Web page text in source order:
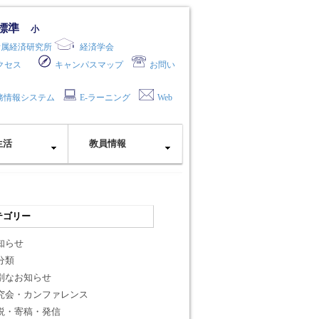
準
小
経済研究所
経済学会
セス キャンパスマップ
お問い
情報システム E-ラーニング
Web
活 教員情報
ゴリー
らせ
類
なお知らせ
会・カンファレンス
・寄稿・発信